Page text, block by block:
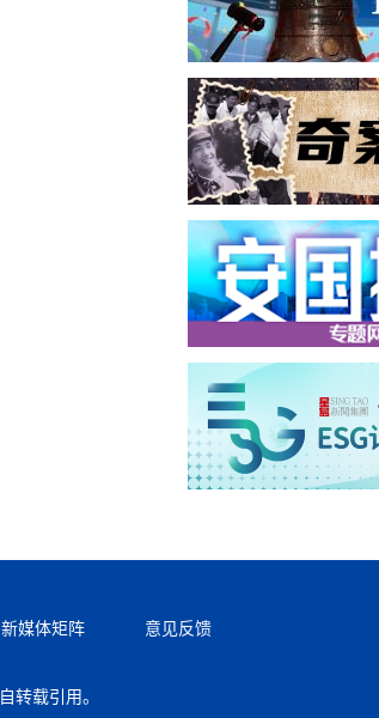
新媒体矩阵 意见反馈
转载引用。